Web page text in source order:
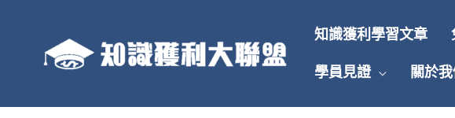
知識獲利學習文章
學員見證 關於